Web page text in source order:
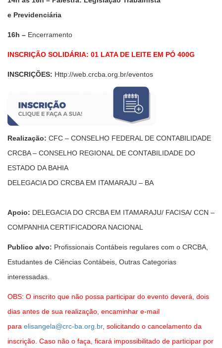
e Previdenciária
16h – Encerramento
INSCRIÇÃO SOLIDÁRIA: 01 LATA DE LEITE EM PÓ 400G
INSCRIÇÕES: Http://web.crcba.org.br/eventos
Realização: CFC – CONSELHO FEDERAL DE CONTABILIDADE
CRCBA – CONSELHO REGIONAL DE CONTABILIDADE DO
ESTADO DA BAHIA
DELEGACIA DO CRCBA EM ITAMARAJU – BA
Apoio: DELEGACIA DO CRCBA EM ITAMARAJU/ FACISA/ CCN –
COMPANHIA CERTIFICADORA NACIONAL
Publico alvo: Profissionais Contábeis regulares com o CRCBA,
Estudantes de Ciências Contábeis, Outras Categorias
interessadas.
OBS: O inscrito que não possa participar do evento deverá, dois
dias antes de sua realização, encaminhar e-mail
para elisangela@crc-ba.org.br, solicitando o cancelamento da
inscrição. Caso não o faça, ficará impossibilitado de participar por